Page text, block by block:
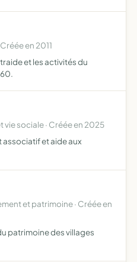
en 2011
et les activités du
vie sociale · Créée en 2025
et aide aux
et patrimoine · Créée en
patrimoine des villages